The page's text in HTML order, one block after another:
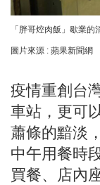
「胖哥焢肉飯」歇業
圖片來源 : 蘋果新聞網
疫情重創台
車站，更可
蕭條的黯淡
中午用餐時
買餐、店內